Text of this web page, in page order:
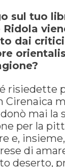
sul tuo
Ridola
dai critici
risiedette
Cirenaica
mai la
per la
e,
di
deserto,